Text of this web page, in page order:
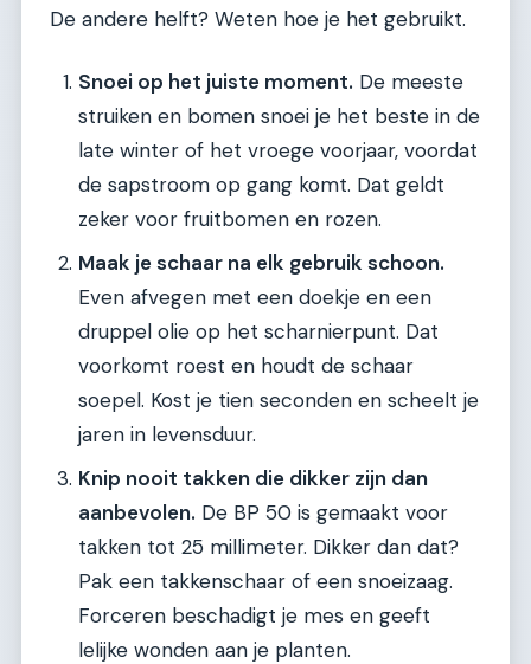
De andere helft? Weten hoe je het gebruikt.
Snoei op het juiste moment. De meeste
struiken en bomen snoei je het beste in de
late winter of het vroege voorjaar, voordat
de sapstroom op gang komt. Dat geldt
zeker voor fruitbomen en rozen.
Maak je schaar na elk gebruik schoon.
Even afvegen met een doekje en een
druppel olie op het scharnierpunt. Dat
voorkomt roest en houdt de schaar
soepel. Kost je tien seconden en scheelt je
jaren in levensduur.
Knip nooit takken die dikker zijn dan
aanbevolen. De BP 50 is gemaakt voor
takken tot 25 millimeter. Dikker dan dat?
Pak een takkenschaar of een snoeizaag.
Forceren beschadigt je mes en geeft
lelijke wonden aan je planten.